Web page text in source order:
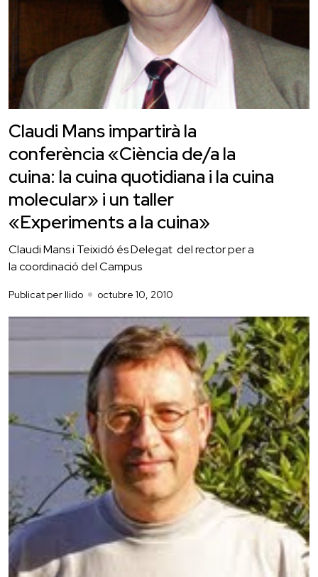
Claudi Mans impartirà la
conferència «Ciència de/a la
cuina: la cuina quotidiana i la cuina
molecular» i un taller
«Experiments a la cuina»
Claudi Mans i Teixidó és Delegat del rector per a
la coordinació del Campus
Publicat per llido octubre 10, 2010